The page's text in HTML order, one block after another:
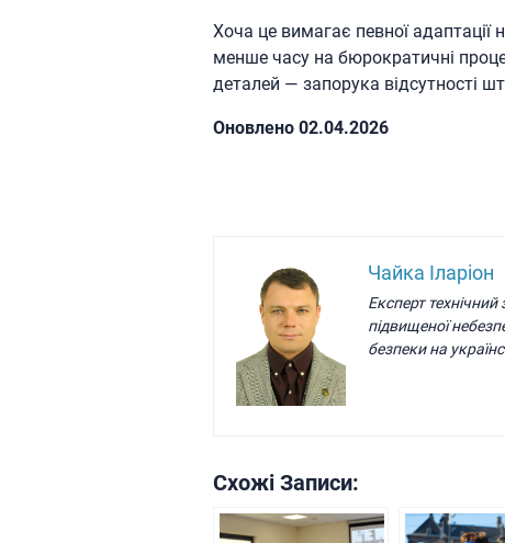
Хоча це вимагає певної адаптації
менше часу на бюрократичні
деталей — запорука відсутності
Oновлено 02.04.2026
Чайка Іларіон
Експерт
підвищеної
безпеки на
Схожі Записи: